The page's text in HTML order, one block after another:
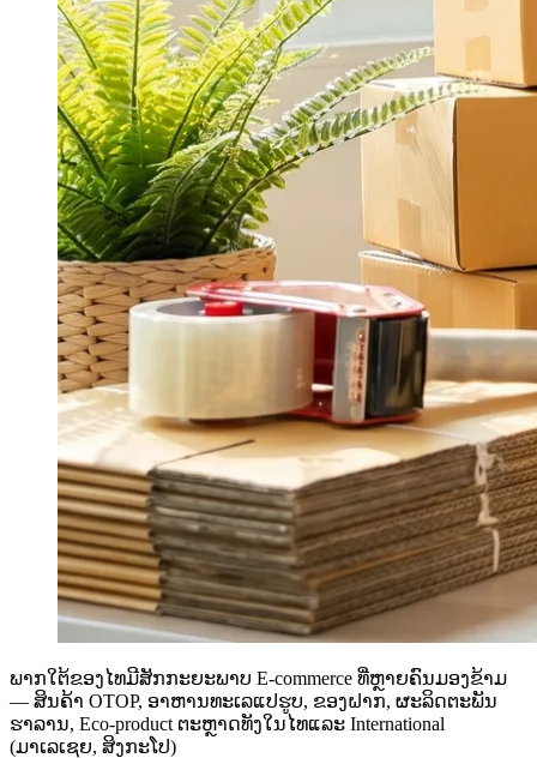
ພາກໃຕ້ຂອງໄທມີສັກກະຍະພາບ E-commerce ທີ່ຫຼາຍຄົນມອງຂ້າມ
— ສິນຄ້າ OTOP, ອາຫານທະເລແປຮູບ, ຂອງຝາກ, ຜະລິດຕະພັນ
ຮາລານ, Eco-product ຕະຫຼາດທັງໃນໄທແລະ International
(ມາເລເຊຍ, ສິງກະໂປ)